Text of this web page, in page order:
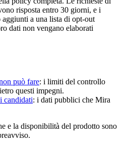
risposta entro 30 giorni, e i
a una lista di opt-out
dati non vengano elaborati
può fare: i limiti del controllo
questi impegni.
candidati: i dati pubblici che Mira
e la disponibilità del prodotto sono